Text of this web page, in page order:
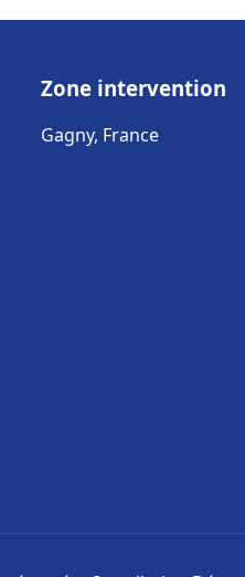
Zone intervention
Gagny, France